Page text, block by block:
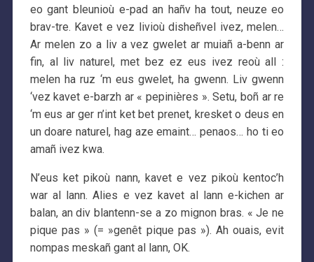
eo gant bleunioù e-pad an hañv ha tout, neuze eo
brav-tre. Kavet e vez livioù disheñvel ivez, melen…
Ar melen zo a liv a vez gwelet ar muiañ a-benn ar
fin, al liv naturel, met bez ez eus ivez reoù all :
melen ha ruz ‘m eus gwelet, ha gwenn. Liv gwenn
‘vez kavet e-barzh ar « pepinières ». Setu, boñ ar re
‘m eus ar ger n’int ket bet prenet, kresket o deus en
un doare naturel, hag aze emaint… penaos… ho ti eo
amañ ivez kwa.
N’eus ket pikoù nann, kavet e vez pikoù kentoc’h
war al lann. Alies e vez kavet al lann e-kichen ar
balan, an div blantenn-se a zo mignon bras. « Je ne
pique pas » (= »genêt pique pas »). Ah ouais, evit
nompas meskañ gant al lann, OK.